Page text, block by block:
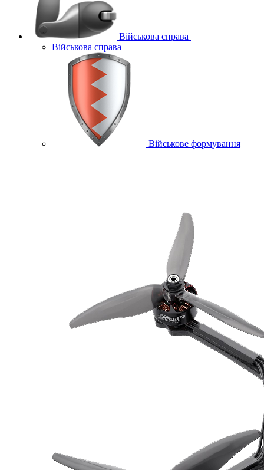
Військова справа
Військова справа
Військове формування